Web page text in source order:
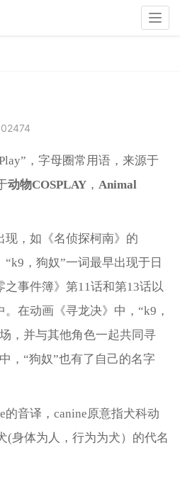
，字母圈常用语，来源于
动物COSPLAY ， Animal
现，如《名侦探柯南》的
，狗奴”一词最早出现于日
事件簿》第11话和第13话以
在动画《寻龙决》中，“k9，
，并与其他角色一起共同寻
，“狗奴”也有了自己的名字
的音译，canine原意指犬科动
(身体为人，行为为犬）的代名